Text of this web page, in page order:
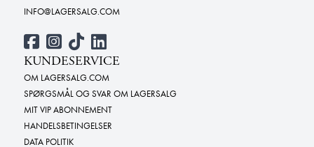
INFO@LAGERSALG.COM
KUNDESERVICE
OM LAGERSALG.COM
SPØRGSMÅL OG SVAR OM LAGERSALG
MIT VIP ABONNEMENT
HANDELSBETINGELSER
DATA POLITIK